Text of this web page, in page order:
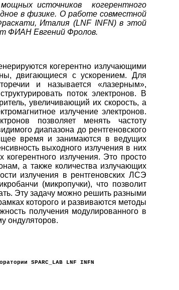
источников когерентного
в физике. О работе совместной
Италия (LNF INFN) в этой
ФИАН Евгений Фролов.
когерентно излучающими
двигающиеся с ускорением. Для
и называется «лазерным»,
поток электронов. В
увеличивающий их скорость, а
излучение электронов.
позволяет менять частоту
диапазона до рентгеновского
время и занимаются в ведущих
выходного излучения в них
излучения. Это просто
а также количества излучающих
излучения в рентгеновских ЛСЭ
(микропучки), что позволит
Эту задачу можно решить разными
которого и развиваются методы
получения модулированного в
ондуляторов.
SPARC_LAB LNF INFN